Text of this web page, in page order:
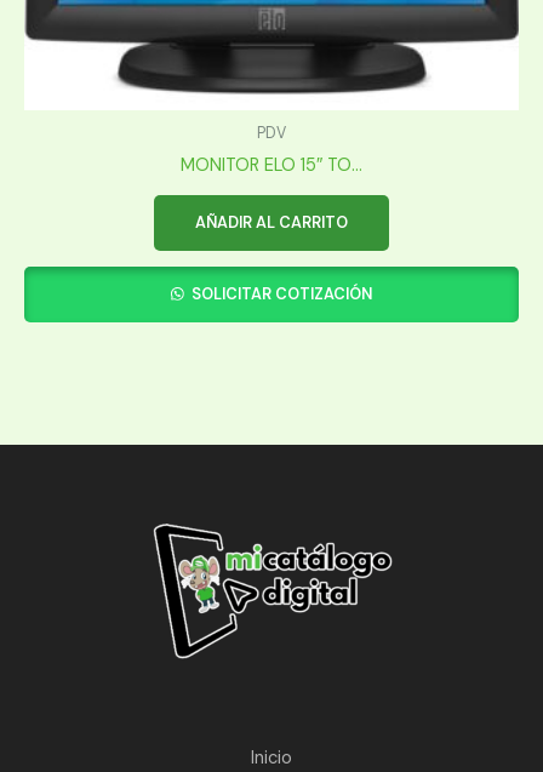
PDV
MONITOR ELO 15″ TO...
AÑADIR AL CARRITO
SOLICITAR COTIZACIÓN
Inicio